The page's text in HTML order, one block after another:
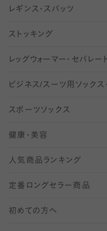
柄ソックス・靴下
スニーカー（くるぶし）
アンクル・ショートソッ
クルーソックス（ふくら
ハイソックス
オーバーニー・ニーハイ
フットカバー・カバーソ
30デニール以下のタイ
31〜40デニールタイツ
41〜60デニールタイツ
61〜80デニールタイツ
81 〜110デニールタイ
111〜210デニールタイ
211デニールタイツ以上
レギンス・スパッツ
柄レギンス
無地レギンス
レギンスパンツ（レギパ
マタニティレギンス
5 分丈
6 分丈レギンス
7 分丈 レギンス
8分丈 レギンス
ストッキング
伝線しにくいストッキ
ショートストッキング
結婚式用ストッキング
美脚ストッキング
オールスルーストッキン
レッ グ ウォー マー ・ セパレー
ビジネス/スーツ用 ソックス
匠シリーズ
フレッシャーズ向けソッ
冠婚葬祭向けソックス・
スーツカジュアルソック
ロングホーズ
スポーツソックス
ランニングソックス・靴
ゴルフソックス・靴下
サッカー・フットサル用
ヨガソックス・靴下
健康・美容
インナーソックス
加圧・着圧ソックス
冷えとり靴下
人気商品ランキング
定番ロングセラー商品
初めての方へ